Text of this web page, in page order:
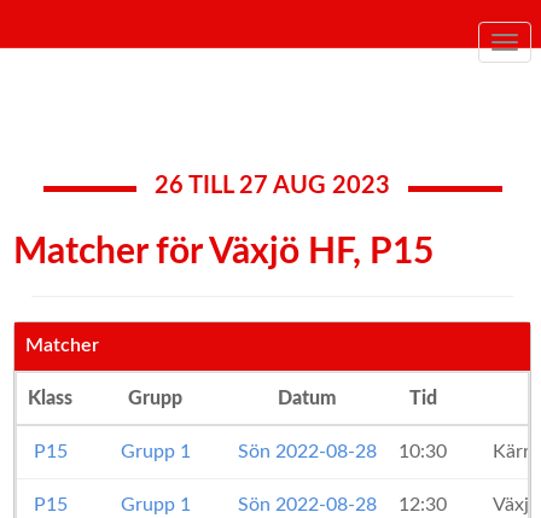
26 TILL 27 AUG 2023
Matcher för Växjö HF, P15
Matcher
Klass Grupp Datum Tid
P15 Grupp 1 Sön 2022-08-28 10:30
P15 Grupp 1 Sön 2022-08-28 12:30